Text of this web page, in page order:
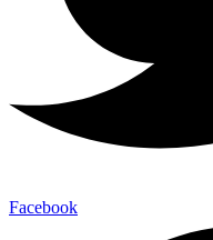
Facebook